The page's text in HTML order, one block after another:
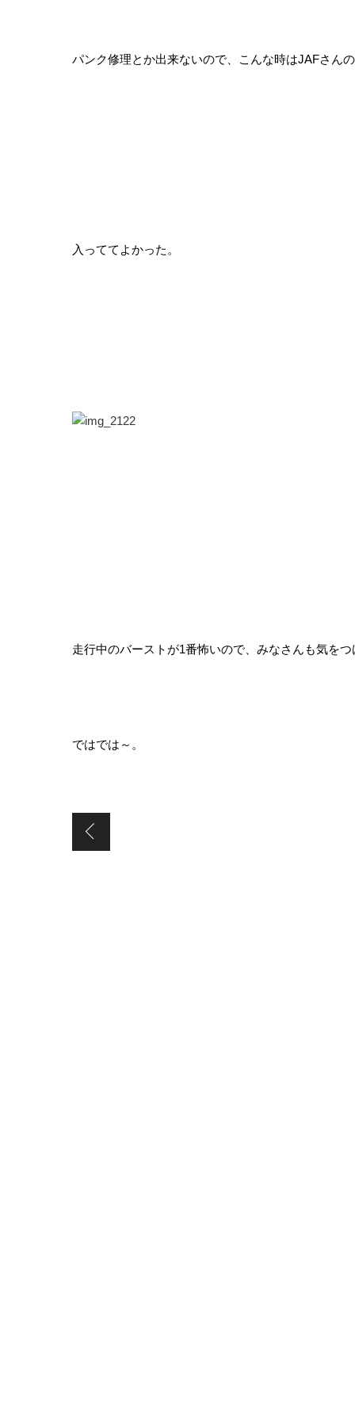
パンク修理とか出来ないので、こんな時はJAFさん
入っててよかった。
走行中のバーストが1番怖いので、みなさんも気をつ
ではでは～。